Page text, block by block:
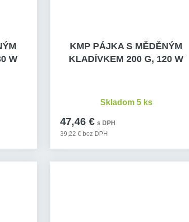
W
KMP PÁJKA S MĚDĚNÝM
KLADÍVKEM 200 G, 120 W
47,46 € s DPH
39,22 € bez DPH
Skladom 5 ks